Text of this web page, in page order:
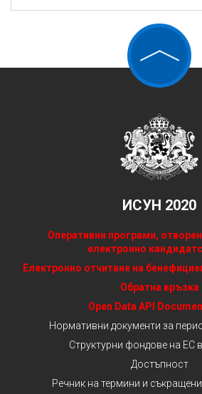
ИСУН 2020
Оперативни програми,
електронно
Електронно отчитане на
Обратна връзка
Open Data API
Нормативни документи за
Структурни фондове на ЕС
Достъпност
Речник на термини и